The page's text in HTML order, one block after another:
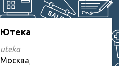
Ютека
uteka
Москва,